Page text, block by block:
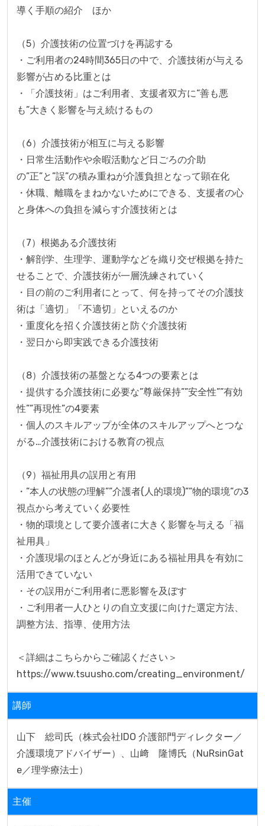
導く手順の紹介　ほか
（5）介護技術の位置づけを再認する
・ご利用者の24時間365日の中で、介護技術が与える
影響が占める比重とは
・「介護技術」はご利用者、支援者双方に“善も悪
も”大きく影響を与え続けるもの
（6）介護技術が相互に与える影響
・日常生活動作や余暇活動など日ごろの介助
の”正”と”誤”の積み重ねが介護負担となって顕在化
・休職、離職をまねかないためにできる、支援者の心
と身体への負担を減らす介護技術とは
（7）根拠ある介護技術
・解剖学、生理学、運動学などを織り交ぜ根拠を持た
せることで、介護技術が一層洗練されていく
・目の前のご利用者にとって、何を持ってその介護技
術は「適切」「不適切」といえるのか
・重度化を招く介護技術と防ぐ介護技術
・翌日から即実践できる介護技術
（8）介護技術の基盤となる4つの要素とは
・提供する介護技術に必要な”尊厳保持””安全性””有効
性””再現性”の4要素
・個人のスキルアップが全体のスキルアップへとつな
がる…介護技術における教育の視点
（9）福祉用具の誤用と有用
・”本人の状態の理解””介護者(人的環境)””物的環境”の3
視点から考えていく必要性
・物的環境として要介護者に大きく影響を与える「福
祉用具」
・介護現場のほとんどが身近にある福祉用具を有効に
活用できていない
・その誤用がご利用者に悪影響を及ぼす
・ご利用者一人ひとりの自立支援に向けた選定方法、
調整方法、指導、使用方法
＜詳細はこちらからご確認ください＞
https://www.tsuusho.com/creating_environment/
講師
山下　総司氏（株式会社IDO 介護部門ディレクター／
介護環境アドバイザー）、山﨑　隆博氏（NuRsinGat
e／理学療法士）
主催